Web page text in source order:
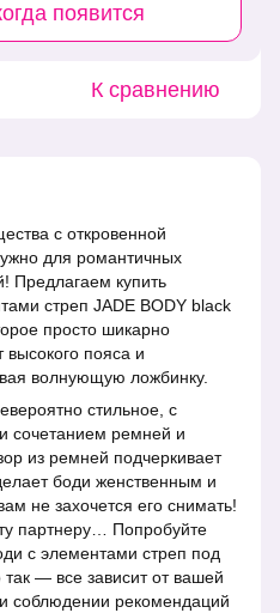
появится
К сравнению
с откровенной
для романтичных
Предлагаем купить
стреп JADE BODY black
просто шикарно
высокого пояса и
волнующую ложбинку.
стильное, с
сочетанием ремней и
из ремней подчеркивает
боди женственным и
не захочется его снимать!
партнеру… Попробуйте
с элементами стреп под
— все зависит от вашей
соблюдении рекомендаций